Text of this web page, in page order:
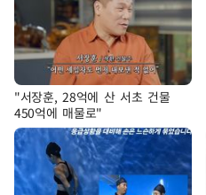
"서장훈, 28억에 산 서초 건물
450억에 매물로"